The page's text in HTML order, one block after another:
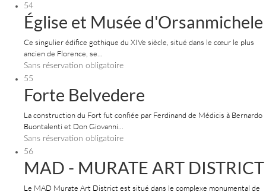
54
Église et Musée d'Orsanmichele
Ce singulier édifice gothique du XIVe siècle, situé dans le cœur le plus
ancien de Florence, se...
Sans réservation obligatoire
55
Forte Belvedere
La construction du Fort fut confiée par Ferdinand de Médicis à Bernardo
Buontalenti et Don Giovanni...
Sans réservation obligatoire
56
MAD - MURATE ART DISTRICT
​​​​Le MAD Murate Art District est situé dans le complexe monumental de